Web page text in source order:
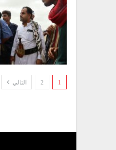
1
2 التالي